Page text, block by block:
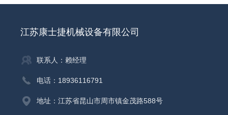
江苏康士捷机械设备有限公司
联系人：赖经理
电话：18936116791
地址：江苏省昆山市周市镇金茂路588号